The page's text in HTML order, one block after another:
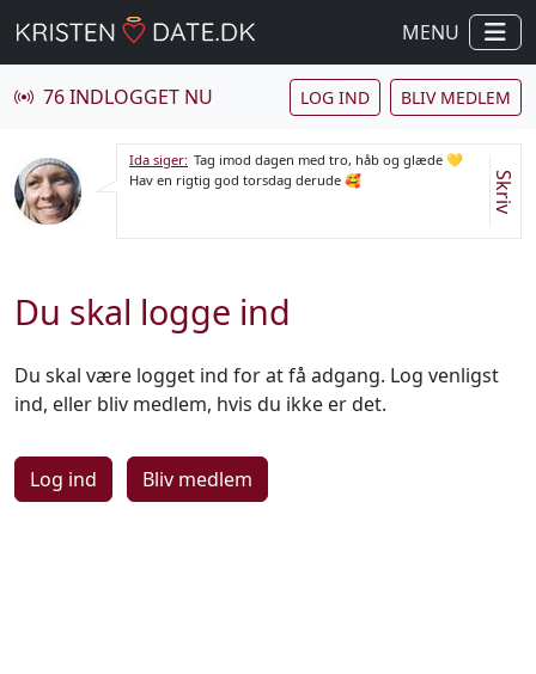
MENU
76 INDLOGGET NU LOG IND BLIV MEDLEM
Ida siger: Tag imod dagen med tro, håb og glæde 💛
Hav en rigtig god torsdag derude 🥰
Skriv
Du skal logge ind
Du skal være logget ind for at få adgang. Log venligst
ind, eller bliv medlem, hvis du ikke er det.
Log ind